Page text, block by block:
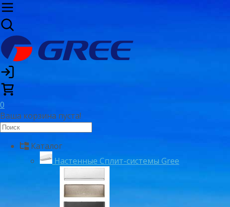
0
Ваша корзина пуста!
Каталог
Настенные Сплит-системы Gree